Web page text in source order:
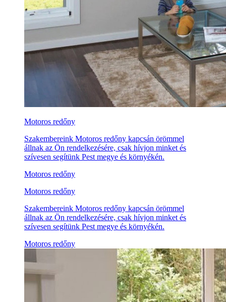
Motoros redőny
Szakembereink Motoros redőny kapcsán örömmel
állnak az Ön rendelkezésére, csak hívjon minket és
szívesen segítünk Pest megye és környékén.
Motoros redőny
Motoros redőny
Szakembereink Motoros redőny kapcsán örömmel
állnak az Ön rendelkezésére, csak hívjon minket és
szívesen segítünk Pest megye és környékén.
Motoros redőny